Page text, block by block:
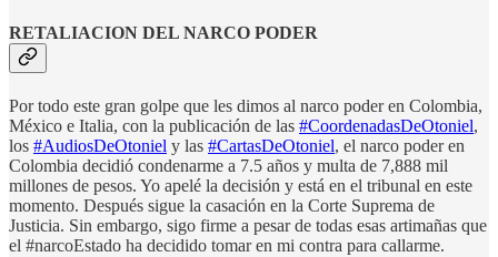
RETALIACION DEL NARCO PODER
Por todo este gran golpe que les dimos al narco poder en Colombia,
México e Italia, con la publicación de las #CoordenadasDeOtoniel,
los #AudiosDeOtoniel y las #CartasDeOtoniel, el narco poder en
Colombia decidió condenarme a 7.5 años y multa de 7,888 mil
millones de pesos. Yo apelé la decisión y está en el tribunal en este
momento. Después sigue la casación en la Corte Suprema de
Justicia. Sin embargo, sigo firme a pesar de todas esas artimañas que
el #narcoEstado ha decidido tomar en mi contra para callarme.